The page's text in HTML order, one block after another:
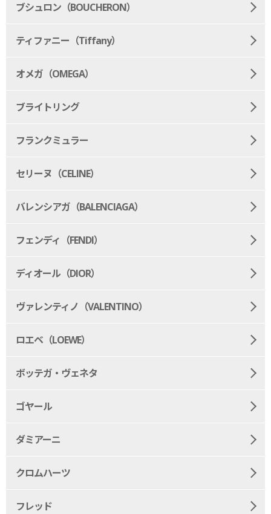
ブシュロン（BOUCHERON）
ティファニー（Tiffany）
オメガ（OMEGA）
ブライトリング
フランクミュラー
セリーヌ（CELINE）
バレンシアガ（BALENCIAGA）
フェンディ（FENDI）
ディオール（DIOR）
ヴァレンティノ（VALENTINO）
ロエベ（LOEWE）
ボッテガ・ヴェネタ
ゴヤール
ダミアーニ
クロムハーツ
フレッド